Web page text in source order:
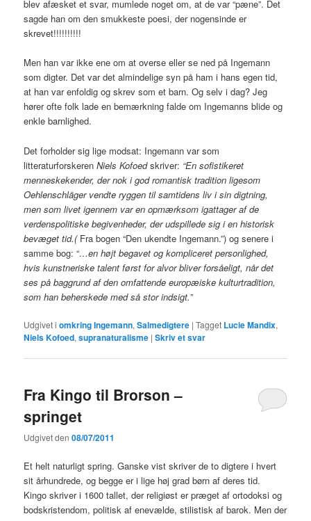
blev afæsket et svar, mumlede noget om, at de var “pæne”. Det
sagde han om den smukkeste poesi, der nogensinde er
skrevet!!!!!!!!!!
Men han var ikke ene om at overse eller se ned på Ingemann
som digter. Det var det almindelige syn på ham i hans egen tid,
at han var enfoldig og skrev som et barn. Og selv i dag? Jeg
hører ofte folk lade en bemærkning falde om Ingemanns blide og
enkle barnlighed.
Det forholder sig lige modsat: Ingemann var som
litteraturforskerenNiels Kofoedskriver: “En sofistikeret
menneskekender, der nok i god romantisk tradition ligesom
Oehlenschläger vendte ryggen til samtidens liv i sin digtning,
men som livet igennem var en opmærksom igattager af de
verdenspolitiske begivenheder, der udspillede sig i en historisk
bevæget tid.(Fra bogen “Den ukendte Ingemann.”) og senere i
samme bog: “…en højt begavet og kompliceret personlighed,
hvis kunstneriske talent først for alvor bliver forsåeligt, når det
ses på baggrund af den omfattende europæiske kulturtradition,
som han beherskede med så stor indsigt.”
Udgivet i omkring Ingemann,Salmedigtere |Tagget Lucie Mandix,
Niels Kofoed,supranaturalisme |Skriv et svar
Fra Kingo til Brorson –
springet
Udgivet den08/07/2011
Et helt naturligt spring. Ganske vist skriver de to digtere i hvert
sit århundrede, og begge er i lige høj grad børn af deres tid.
Kingo skriver i 1600 tallet, der religiøst er præget af ortodoksi og
bodskristendom, politisk af enevælde, stilistisk af barok. Men der